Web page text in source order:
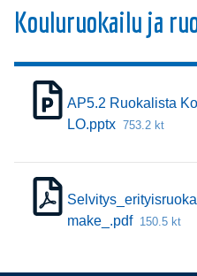
Kouluruokailu ja
AP5.2 Ruokalista
LO.pptx 753.2 kt
make_.pdf 150.5 kt